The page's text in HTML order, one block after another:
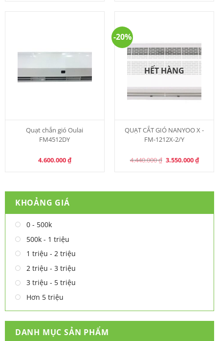
Quạt chắn gió Oulai
FM4512DY
4.600.000₫
-20%
HẾT HÀNG
QUẠT CẮT GIÓ NANYOO X -
FM-1212X-2/Y
4.440.000₫ Original
price
3.550.000₫
price
KHOẢNG GIÁ
0 - 500k
500k - 1 triệu
1 triệu - 2 triệu
2 triệu - 3 triệu
3 triệu - 5 triệu
Hơn 5 triệu
DANH MỤC SẢN PHẨM